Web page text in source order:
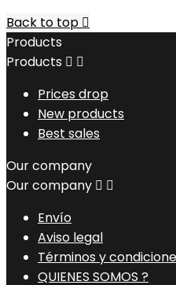
Back to top 
Products
Products  
Prices drop
New products
Best sales
Our company
Our company  
Envío
Aviso legal
Términos y
QUIENES SOMOS ?